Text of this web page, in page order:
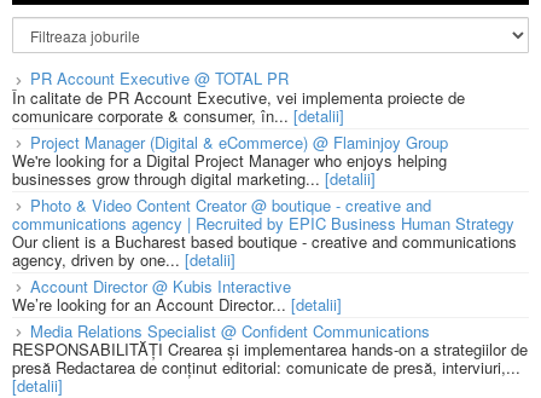
PR Account Executive @ TOTAL PR
În calitate de PR Account Executive, vei implementa proiecte de
comunicare corporate & consumer, în... [detalii]
Project Manager (Digital & eCommerce) @ Flaminjoy Group
We're looking for a Digital Project Manager who enjoys helping
businesses grow through digital marketing... [detalii]
Photo & Video Content Creator @ boutique - creative and
communications agency | Recruited by EPIC Business Human Strategy
Our client is a Bucharest based boutique - creative and communications
agency, driven by one... [detalii]
Account Director @ Kubis Interactive
We’re looking for an Account Director... [detalii]
Media Relations Specialist @ Confident Communications
RESPONSABILITĂȚI Crearea și implementarea hands-on a strategiilor de
presă Redactarea de conținut editorial: comunicate de presă, interviuri,...
[detalii]